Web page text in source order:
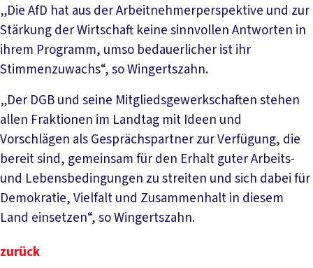
„Die AfD hat aus der Arbeitnehmerperspektive und zur
Stärkung der Wirtschaft keine sinnvollen Antworten in
ihrem Programm, umso bedauerlicher ist ihr
Stimmenzuwachs“, so Wingertszahn.
„Der DGB und seine Mitgliedsgewerkschaften stehen
allen Fraktionen im Landtag mit Ideen und
Vorschlägen als Gesprächspartner zur Verfügung, die
bereit sind, gemeinsam für den Erhalt guter Arbeits-
und Lebensbedingungen zu streiten und sich dabei für
Demokratie, Vielfalt und Zusammenhalt in diesem
Land einsetzen“, so Wingertszahn.
zurück